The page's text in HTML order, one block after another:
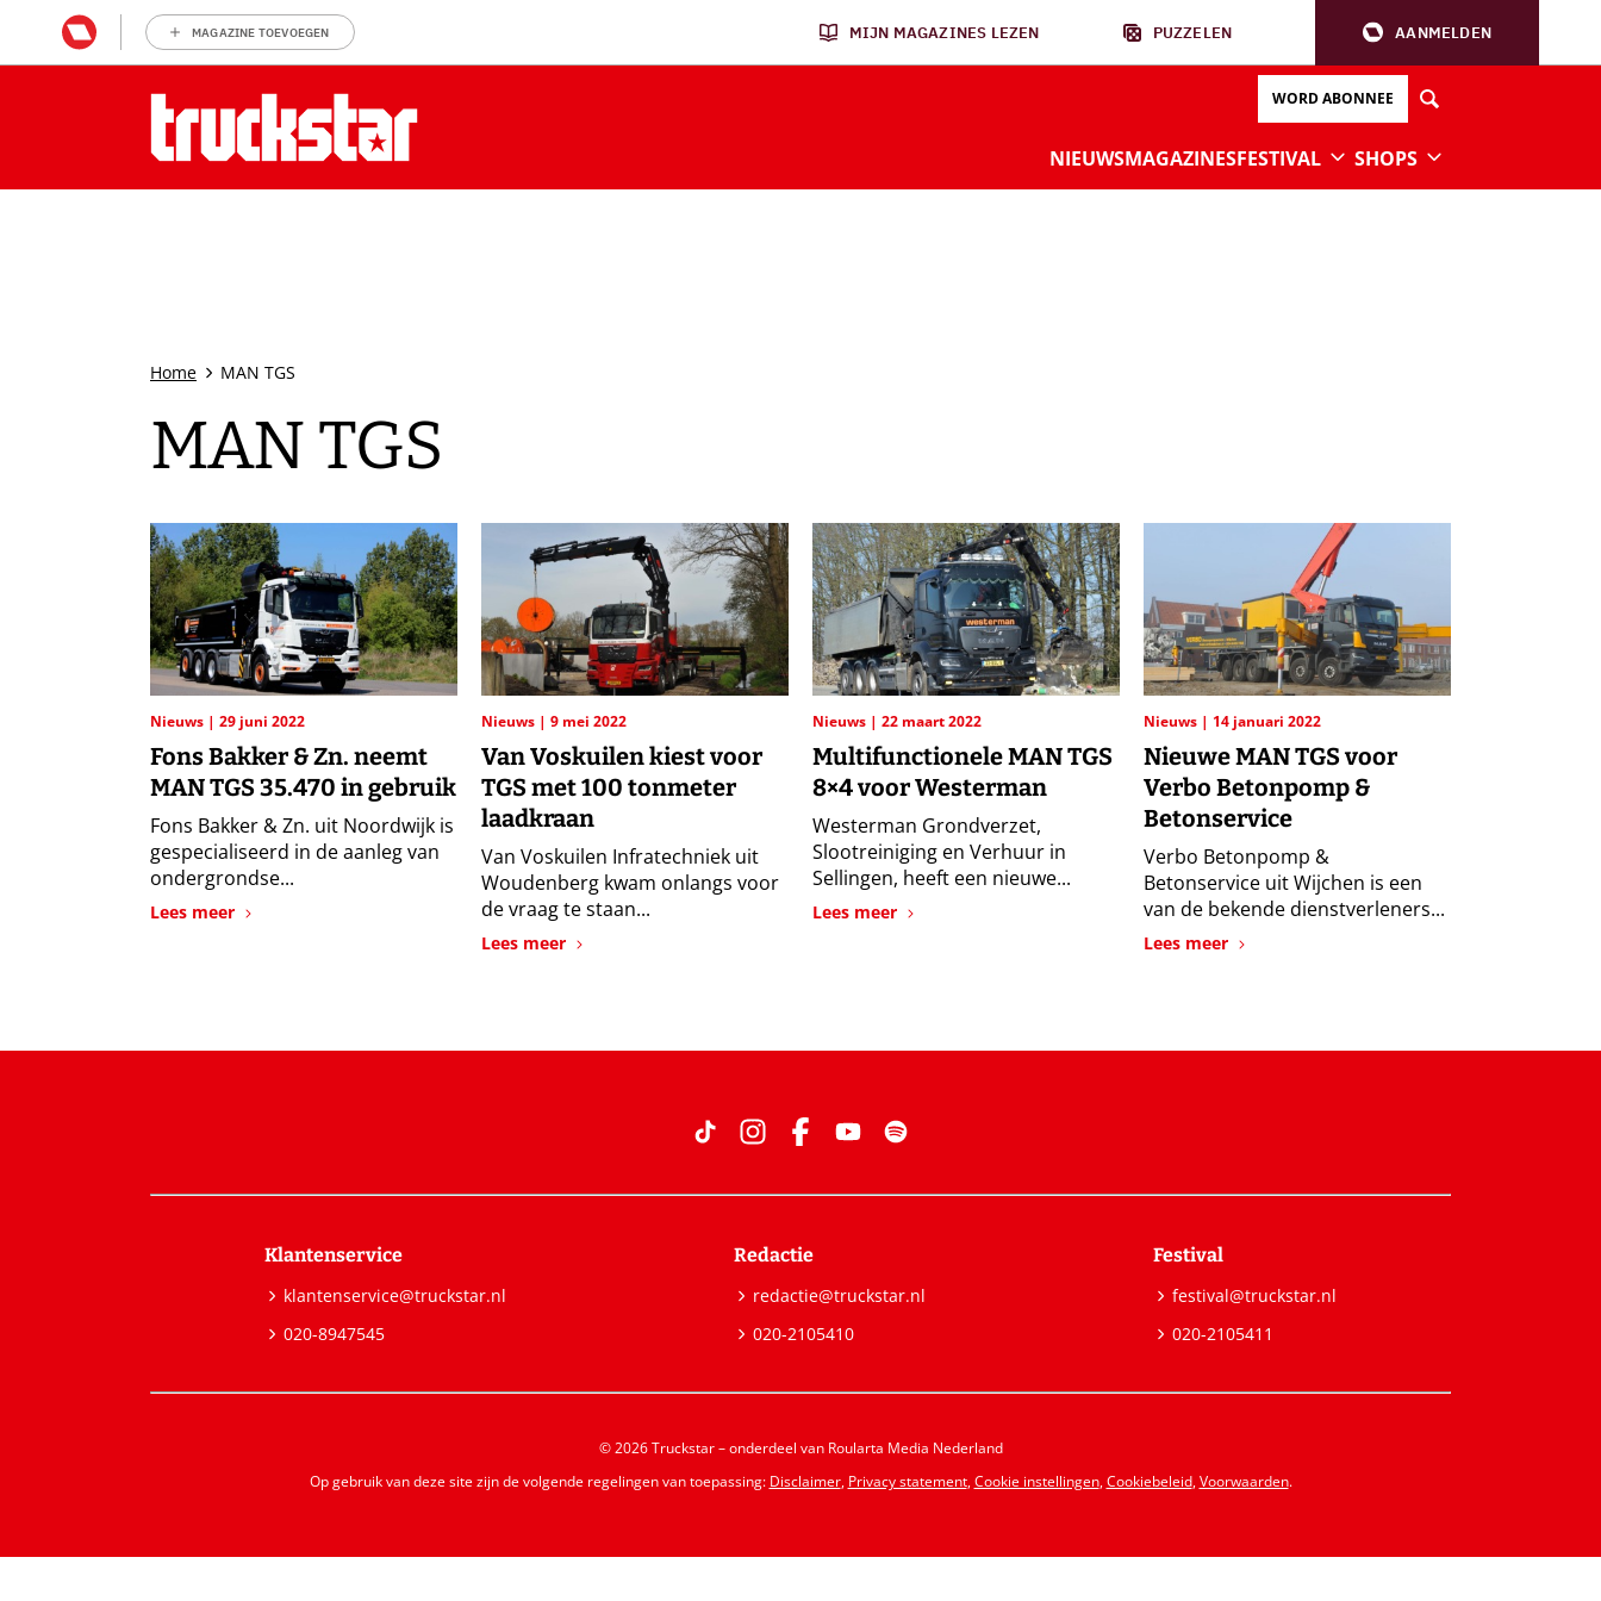
MAGAZINE TOEVOEGEN MIJN MAGAZINES LEZEN PUZZELEN AANMELDEN
WORD ABONNEE
NIEUWSMAGAZINESFESTIVAL SHOPS
Home MAN TGS
MAN TGS
Nieuws 29 juni 2022
Fons Bakker & Zn. neemt
MAN TGS 35.470 in gebruik
Fons Bakker & Zn. uit Noordwijk is
gespecialiseerd in de aanleg van
ondergrondse...
Lees meer
Nieuws 9 mei 2022
Van Voskuilen kiest voor
TGS met 100 tonmeter
laadkraan
Van Voskuilen Infratechniek uit
Woudenberg kwam onlangs voor
de vraag te staan...
Lees meer
Nieuws 22 maart 2022
Multifunctionele MAN TGS
8×4 voor Westerman
Westerman Grondverzet,
Slootreiniging en Verhuur in
Sellingen, heeft een nieuwe...
Lees meer
Nieuws 14 januari 2022
Nieuwe MAN TGS voor
Verbo Betonpomp &
Betonservice
Verbo Betonpomp &
Betonservice uit Wijchen is een
van de bekende dienstverleners...
Lees meer
Klantenservice
klantenservice@truckstar.nl
020-8947545
Redactie
redactie@truckstar.nl
020-2105410
Festival
festival@truckstar.nl
020-2105411
© 2026 Truckstar – onderdeel van Roularta Media Nederland
Op gebruik van deze site zijn de volgende regelingen van toepassing: Disclaimer, Privacy statement,Cookie instellingen,Cookiebeleid,Voorwaarden.